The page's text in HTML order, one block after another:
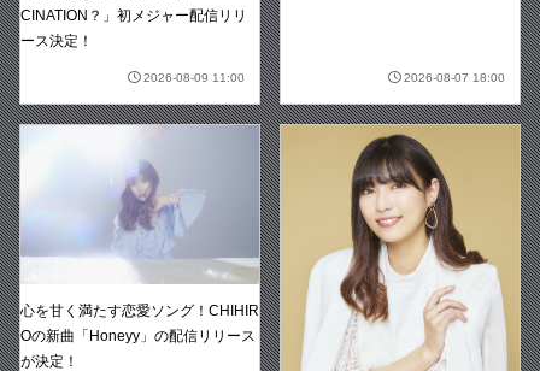
CINATION？」初メジャー配信リリ
ース決定！
2026-08-09 11:00 2026-08-07 18:00
心を甘く満たす恋愛ソング！CHIHIR
Oの新曲「Honeyy」の配信リリース
が決定！